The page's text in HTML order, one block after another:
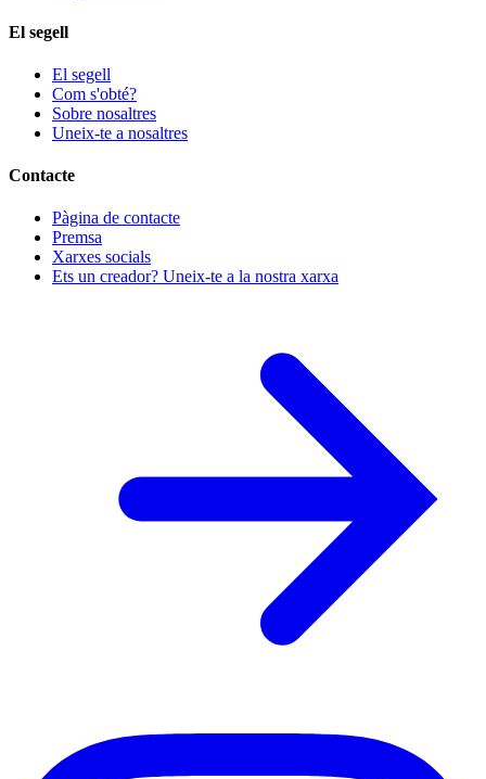
El segell
El segell
Com s'obté?
Sobre nosaltres
Uneix-te a nosaltres
Contacte
Pàgina de contacte
Premsa
Xarxes socials
Ets un creador? Uneix-te a la nostra xarxa